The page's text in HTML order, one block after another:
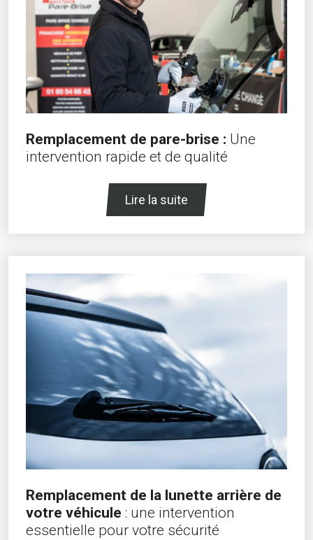
Remplacement de pare-brise : Une
intervention rapide et de qualité
Lire la suite
Remplacement de la lunette arrière de
votre véhicule : une intervention
essentielle pour votre sécurité